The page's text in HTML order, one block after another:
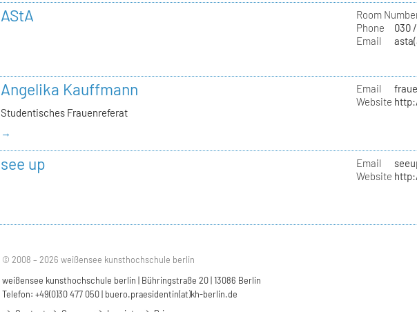
AStA Room
Phone
030
Email
Angelika Kauffmann
Studentisches Frauenreferat
→
Email
Website
see up Email
Website
© 2008 – 2026 weißensee kunsthochschule berlin
weißensee kunsthochschule berlin | Bühringstraße 20 | 13086 Berlin
Telefon: +49(0)30 477 050 | buero.praesidentin(at)kh-berlin.de